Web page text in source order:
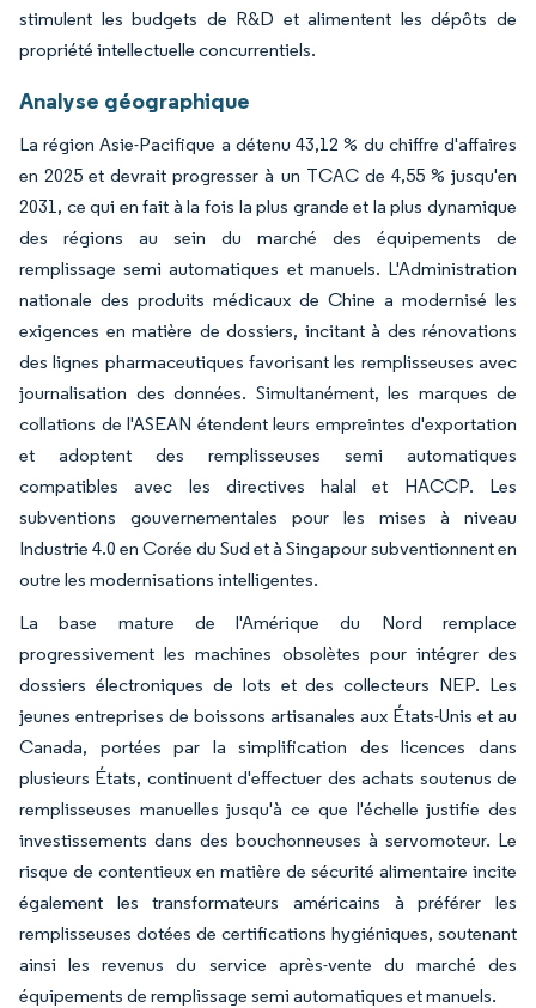
stimulent les budgets de R&D et alimentent les dépôts de
propriété intellectuelle concurrentiels.
Analyse géographique
La région Asie-Pacifique a détenu 43,12 % du chiffre d'affaires
en 2025 et devrait progresser à un TCAC de 4,55 % jusqu'en
2031, ce qui en fait à la fois la plus grande et la plus dynamique
des régions au sein du marché des équipements de
remplissage semi automatiques et manuels. L'Administration
nationale des produits médicaux de Chine a modernisé les
exigences en matière de dossiers, incitant à des rénovations
des lignes pharmaceutiques favorisant les remplisseuses avec
journalisation des données. Simultanément, les marques de
collations de l'ASEAN étendent leurs empreintes d'exportation
et adoptent des remplisseuses semi automatiques
compatibles avec les directives halal et HACCP. Les
subventions gouvernementales pour les mises à niveau
Industrie 4.0 en Corée du Sud et à Singapour subventionnent en
outre les modernisations intelligentes.
La base mature de l'Amérique du Nord remplace
progressivement les machines obsolètes pour intégrer des
dossiers électroniques de lots et des collecteurs NEP. Les
jeunes entreprises de boissons artisanales aux États-Unis et au
Canada, portées par la simplification des licences dans
plusieurs États, continuent d'effectuer des achats soutenus de
remplisseuses manuelles jusqu'à ce que l'échelle justifie des
investissements dans des bouchonneuses à servomoteur. Le
risque de contentieux en matière de sécurité alimentaire incite
également les transformateurs américains à préférer les
remplisseuses dotées de certifications hygiéniques, soutenant
ainsi les revenus du service après-vente du marché des
équipements de remplissage semi automatiques et manuels.